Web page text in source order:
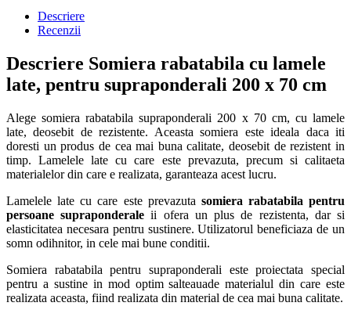
Descriere
Recenzii
Descriere Somiera rabatabila cu lamele
late, pentru supraponderali 200 x 70 cm
Alege somiera rabatabila supraponderali 200 x 70 cm, cu lamele
late, deosebit de rezistente. Aceasta somiera este ideala daca iti
doresti un produs de cea mai buna calitate, deosebit de rezistent in
timp. Lamelele late cu care este prevazuta, precum si calitaeta
materialelor din care e realizata, garanteaza acest lucru.
Lamelele late cu care este prevazuta somiera rabatabila pentru
persoane supraponderale ii ofera un plus de rezistenta, dar si
elasticitatea necesara pentru sustinere. Utilizatorul beneficiaza de un
somn odihnitor, in cele mai bune conditii.
Somiera rabatabila pentru supraponderali este proiectata special
pentru a sustine in mod optim salteauade materialul din care este
realizata aceasta, fiind realizata din material de cea mai buna calitate.